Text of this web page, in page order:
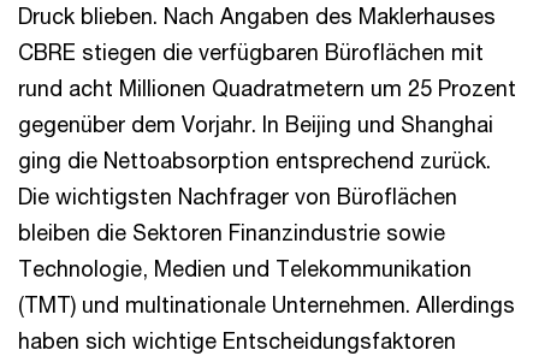
Druck blieben. Nach Angaben des Maklerhauses
CBRE stiegen die verfügbaren Büroflächen mit
rund acht Millionen Quadratmetern um 25 Prozent
gegenüber dem Vorjahr. In Beijing und Shanghai
ging die Nettoabsorption entsprechend zurück.
Die wichtigsten Nachfrager von Büroflächen
bleiben die Sektoren Finanzindustrie sowie
Technologie, Medien und Telekommunikation
(TMT) und multinationale Unternehmen. Allerdings
haben sich wichtige Entscheidungsfaktoren